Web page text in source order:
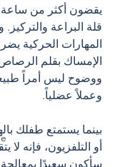
يقضون أكثر من ساعة
قلة البراعة والتركيز.
المهارات الحركية يضر
الإمساك بقلم
ووضوح ليس أمراً
وعملاً عضلياً.
بينما يستمتع طفلك
أو التلفزيون، فإنه لا
سأكون سعيدًا